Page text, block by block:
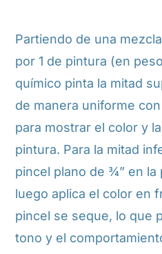
Partiendo de una
por 1 de pintura (en
químico pinta la mitad
de manera uniforme
para mostrar el color y
pintura. Para la mitad
pincel plano de ¾” en la
luego aplica el color en
pincel se seque, lo que
tono y el